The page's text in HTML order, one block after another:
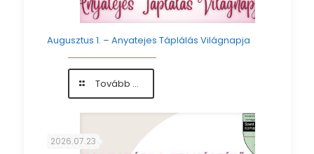
Augusztus 1. – Anyatejes Táplálás Világnapja
Tovább ...-
Augusztus
1.
Anyatejes
Táplálás
2026.07.23